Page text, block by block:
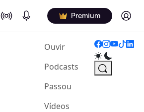
On Air Podcasts Premium Log in
Ouvir(current)
Podcasts
Passou
Vídeos